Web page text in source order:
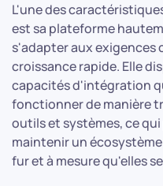
L'une des
est sa plateforme
s'adapter aux exigences
croissance rapide. Elle
capacités d'intégration
fonctionner de manière
outils et systèmes, ce
maintenir un
fur et à mesure qu'elles